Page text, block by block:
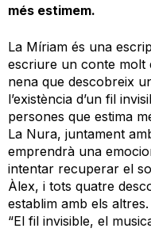
més estimem.
La Míriam és una
escriure un conte molt
nena que descobreix
l’existència d’un fil
persones que estima
La Nura, juntament
emprendrà una
intentar recuperar el
Àlex, i tots quatre
establim amb els altres.
“El fil invisible, el